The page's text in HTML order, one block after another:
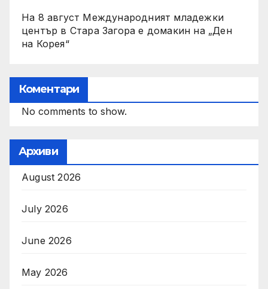
На 8 август Международният младежки
център в Стара Загора е домакин на „Ден
на Корея“
Коментари
No comments to show.
Архиви
August 2026
July 2026
June 2026
May 2026